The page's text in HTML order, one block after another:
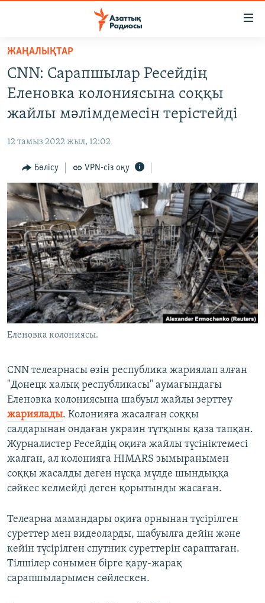
Skip
main
content
to
main
to
Search
AZATTYQTV
АДАМ ҚҰҚЫҚТАРЫ
ӘЛЕУМЕТ
ӘЛЕМ
АРНАЙЫ ЖОБАЛАР
Русский
ЖАЗЫЛЫҢЫЗ
Басқа тілдерде
ЖАҢАЛЫҚТАР
CNN: Сарапшылар Ресейдің
Еленовка колониясына соққы
жайлы мәлімдемесін терістейді
12 тамыз 2022 жыл, 12:02
Бөлісу VPN-сіз оқу
Еленовка колониясы.
CNN телеарнасы өзін республика жариялап алған
"Донецк халық республикасы" аумағындағы
Еленовка колониясына шабуыл жайлы зерттеу
жариялады. Колонияға жасалған соққы
салдарынан ондаған украин тұтқыны қаза тапқан.
Журналистер Ресейдің оқиға жайлы түсініктемесі
жалған, ал колонияға HIMARS зымыранымен
соққы жасалды деген нұсқа мүлде шындыққа
сәйкес келмейді деген қорытынды жасаған.
Телеарна мамандары оқиға орнынан түсірілген
суреттер мен видеоларды, шабуылға дейін және
кейін түсірілген спутник суреттерін сараптаған.
Тілшілер сонымен бірге қару-жарақ
сарапшыларымен сөйлескен.